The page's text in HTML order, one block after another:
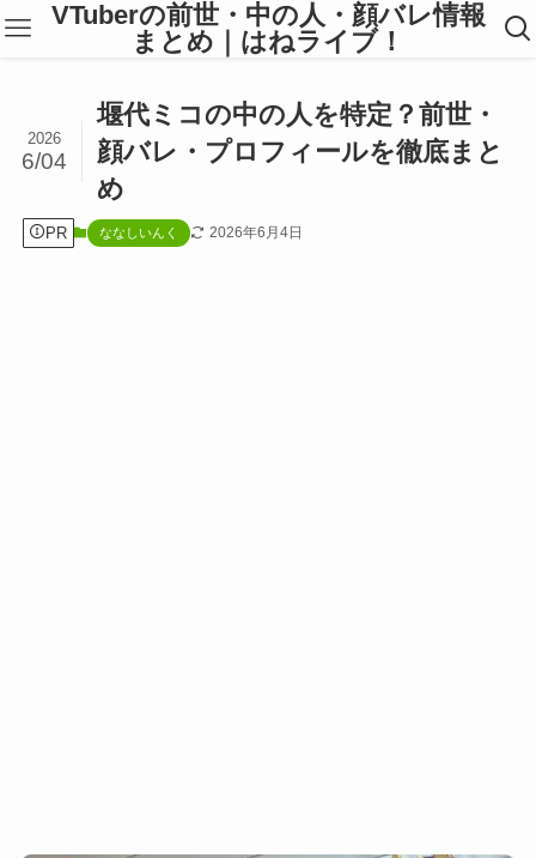
VTuberの前世・中の人・顔バレ情報
まとめ｜はねライブ！
堰代ミコの中の人を特定？前世・
顔バレ・プロフィールを徹底まと
め
2026
6/04
PR ななしいんく 2026年6月4日